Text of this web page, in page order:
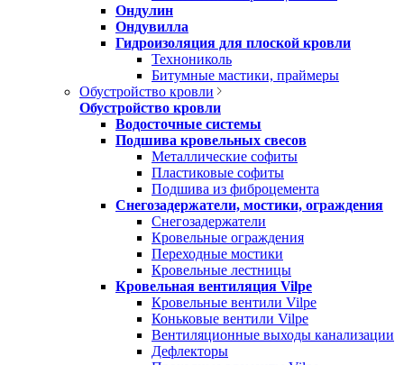
Ондулин
Ондувилла
Гидроизоляция для плоской кровли
Технониколь
Битумные мастики, праймеры
Обустройство кровли
Обустройство кровли
Водосточные системы
Подшива кровельных свесов
Металлические софиты
Пластиковые софиты
Подшива из фиброцемента
Снегозадержатели, мостики, ограждения
Снегозадержатели
Кровельные ограждения
Переходные мостики
Кровельные лестницы
Кровельная вентиляция Vilpe
Кровельные вентили Vilpe
Коньковые вентили Vilpe
Вентиляционные выходы канализации
Дефлекторы